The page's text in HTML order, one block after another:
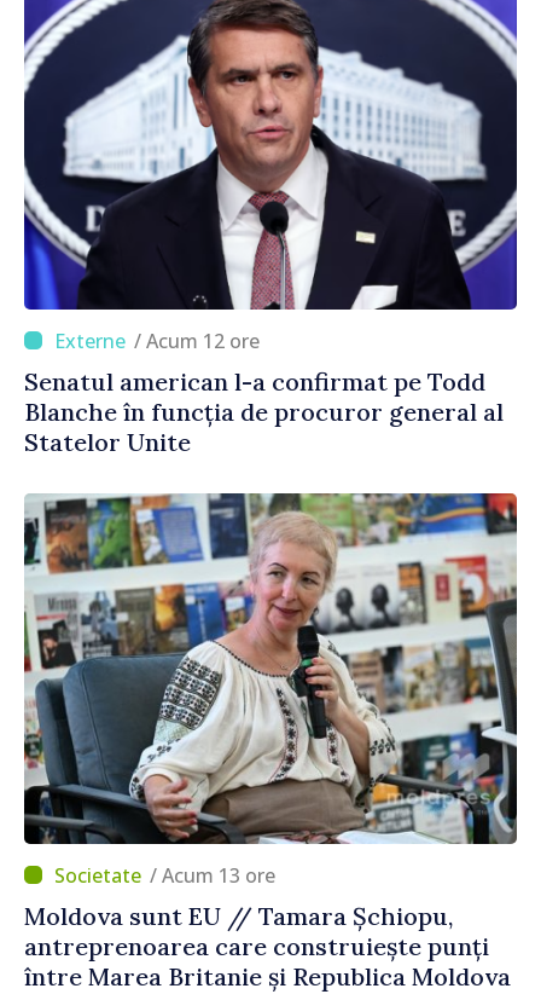
/ Acum 12 ore
Senatul american l-a confirmat pe Todd
Blanche în funcția de procuror general al
Statelor Unite
/ Acum 13 ore
Moldova sunt EU // Tamara Șchiopu,
antreprenoarea care construiește punți
între Marea Britanie și Republica Moldova